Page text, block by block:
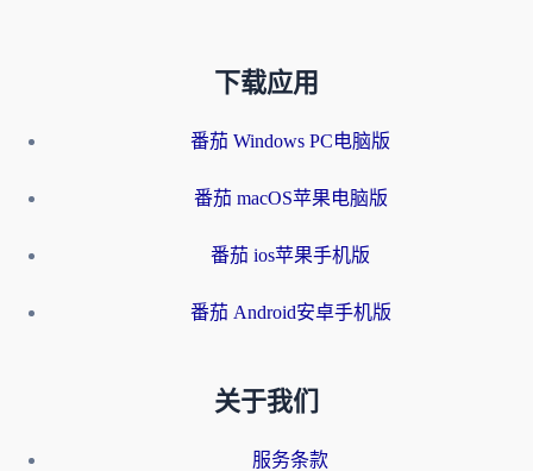
下载应用
番茄 Windows PC电脑版
番茄 macOS苹果电脑版
番茄 ios苹果手机版
番茄 Android安卓手机版
关于我们
服务条款